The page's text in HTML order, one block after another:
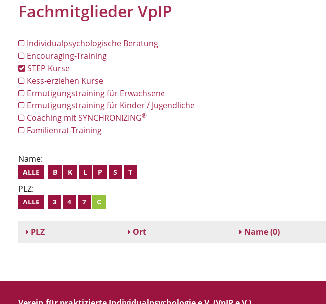
Fachmitglieder VpIP
Individualpsychologische Beratung
Encouraging-Training
STEP Kurse
Kess-erziehen Kurse
Ermutigungstraining für Erwachsene
Ermutigungstraining für Kinder / Jugendliche
Coaching mit SYNCHRONIZING®
Familienrat-Training
Name:
ALLE B K L P S T
PLZ:
ALLE 3 4 7 C
PLZ Ort Name(0)